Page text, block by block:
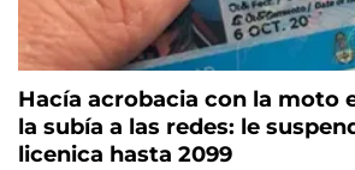
Hacía acrobacia con la moto
la subía a las redes: le
licenica hasta 2099